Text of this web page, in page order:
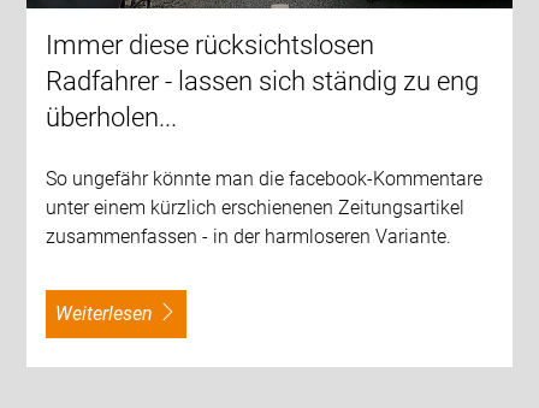
Immer diese rücksichtslosen
Radfahrer - lassen sich ständig zu eng
überholen...
So ungefähr könnte man die facebook-Kommentare
unter einem kürzlich erschienenen Zeitungsartikel
zusammenfassen - in der harmloseren Variante.
weiterlesen